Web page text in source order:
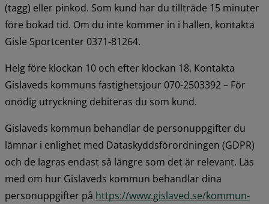
(tagg) eller pinkod. Som kund har du tillträde 15 minuter
före bokad tid. Om du inte kommer in i hallen, kontakta
Gisle Sportcenter 0371-81264.
Helg före klockan 10 och efter klockan 18. Kontakta
Gislaveds kommuns fastighetsjour 070-2503392 – För
onödig utryckning debiteras du som kund.
Gislaveds kommun behandlar de personuppgifter du
lämnar i enlighet med Dataskyddsförordningen (GDPR)
och de lagras endast så längre som det är relevant. Läs
med om hur Gislaveds kommun behandlar dina
personuppgifter på https://www.gislaved.se/kommun-